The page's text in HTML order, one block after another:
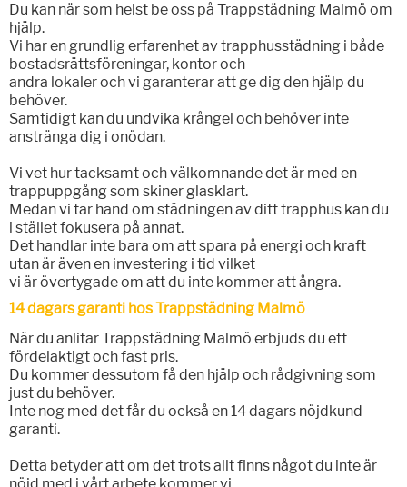
Du kan när som helst be oss på Trappstädning Malmö om
hjälp.
Vi har en grundlig erfarenhet av trapphusstädning i både
bostadsrättsföreningar, kontor och
andra lokaler och vi garanterar att ge dig den hjälp du
behöver.
Samtidigt kan du undvika krångel och behöver inte
anstränga dig i onödan.
Vi vet hur tacksamt och välkomnande det är med en
trappuppgång som skiner glasklart.
Medan vi tar hand om städningen av ditt trapphus kan du
i stället fokusera på annat.
Det handlar inte bara om att spara på energi och kraft
utan är även en investering i tid vilket
vi är övertygade om att du inte kommer att ångra.
14 dagars garanti hos Trappstädning Malmö
När du anlitar Trappstädning Malmö erbjuds du ett
fördelaktigt och fast pris.
Du kommer dessutom få den hjälp och rådgivning som
just du behöver.
Inte nog med det får du också en 14 dagars nöjdkund
garanti.
Detta betyder att om det trots allt finns något du inte är